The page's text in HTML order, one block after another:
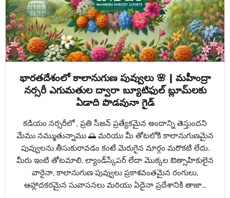
భారతదేశంలో కాలానుగుణ పువ్వులు 🌸 | మహీంద్రా
నర్సరీ ఎగుమతుల ద్వారా బ్యూటిఫుల్ బ్లూమ్‌లకు
ఏడాది పొడవునా గైడ్
కడియం నర్సరీలో , ప్రతి సీజన్ ప్రత్యేకమైన అందాన్ని తెస్తుందని
మేము నమ్ముతున్నాము 🌅 మరియు మీ తోటలోకి కాలానుగుణమైన
పువ్వులను తీసుకురావడం కంటే మెరుగైన మార్గం మరొకటి లేదు.
మీరు ఇంటి తోటమాలి, ల్యాండ్‌స్కేపర్ లేదా మొక్కల ఔత్సాహికులైన
వారైనా, కాలానుగుణ పువ్వులు ప్రకాశవంతమైన రంగులు,
ఆహ్లాదకరమైన సువాసనలు మరియు ఏదైనా ప్రదేశానికి తాజా...